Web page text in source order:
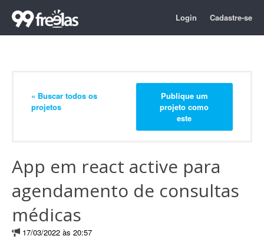
Login Cadastre-se
« Buscar todos os
projetos
Publique um
projeto como
este
App em react active para
agendamento de consultas
médicas
17/03/2022 às 20:57